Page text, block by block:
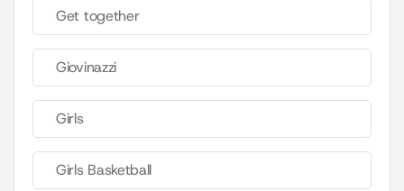
Get together
Giovinazzi
Girls
Girls Basketball